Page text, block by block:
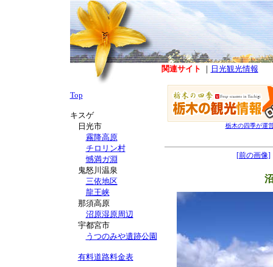
関連サイト ｜ 日光観光情報
栃木の四季が運
[前の画像]
Top
キスゲ
日光市
霧降高原
チロリン村
憾満ガ淵
鬼怒川温泉
三依地区
龍王峡
那須高原
沼原湿原周辺
宇都宮市
うつのみや遺跡公園
有料道路料金表